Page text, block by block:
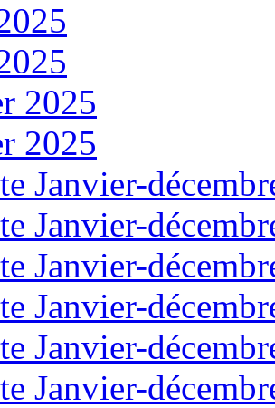
2025
2025
Janvier-
Janvier-
Janvier-
Janvier-
Janvier-
Janvier-